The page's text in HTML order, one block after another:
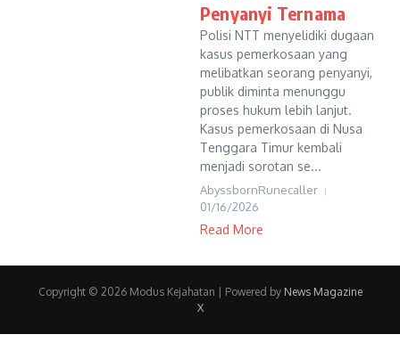
Penyanyi Ternama
Polisi NTT menyelidiki dugaan
kasus pemerkosaan yang
melibatkan seorang penyanyi,
publik diminta menunggu
proses hukum lebih lanjut.
Kasus pemerkosaan di Nusa
Tenggara Timur kembali
menjadi sorotan se...
AbyssbornRunecaller
01/16/2026
Read More
Copyright © 2026 Modus Kejahatan | Powered by News Magazine
X